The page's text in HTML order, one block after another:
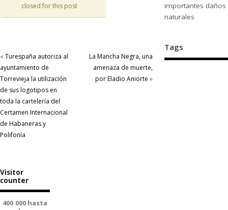
closed for this post
« Turespaña autoriza al
ayuntamiento de
Torrevieja la utilización
de sus logotipos en
toda la cartelería del
Certamen Internacional
de Habaneras y
Polifonía
La Mancha Negra, una
amenaza de muerte,
por Eladio Aniorte »
importantes daños
naturales
Tags
Visitor
counter
400.000 hasta